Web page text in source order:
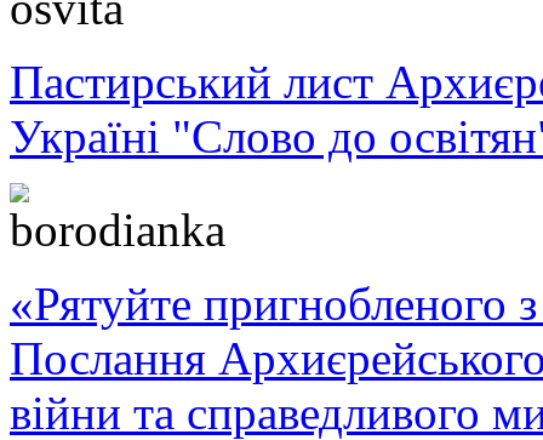
Пастирський лист
Україні "Слово до
«Рятуйте пригнобленого
Послання
війни та справедливого